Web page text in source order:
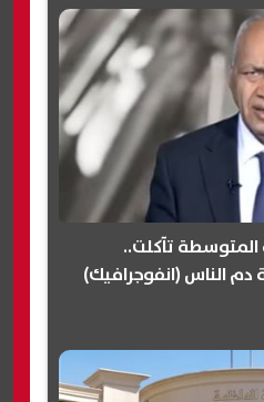
تآكلت..
دم الناس (انفوجرافيك)